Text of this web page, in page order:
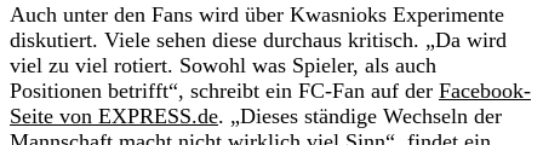
Auch unter den Fans wird über Kwasnioks Experimente
diskutiert. Viele sehen diese durchaus kritisch. „Da wird
viel zu viel rotiert. Sowohl was Spieler, als auch
Positionen betrifft“, schreibt ein FC-Fan auf der Facebook-
Seite von EXPRESS.de. „Dieses ständige Wechseln der